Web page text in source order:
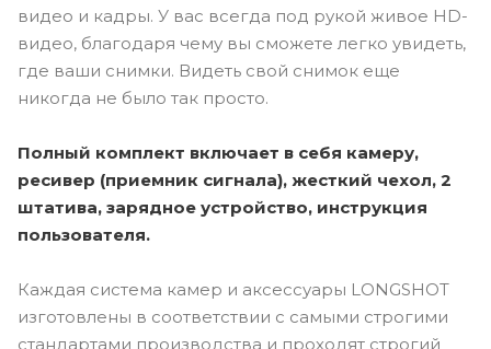
видео и кадры. У вас всегда под рукой живое HD-
видео, благодаря чему вы сможете легко увидеть,
где ваши снимки. Видеть свой снимок еще
никогда не было так просто.
Полный комплект включает в себя камеру,
ресивер (приемник сигнала), жесткий чехол, 2
штатива, зарядное устройство, инструкция
пользователя.
Каждая система камер и аксессуары LONGSHOT
изготовлены в соответствии с самыми строгими
стандартами производства и проходят строгий